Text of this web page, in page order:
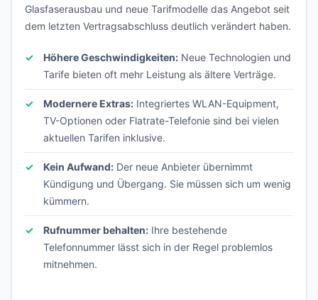
Glasfaserausbau und neue Tarifmodelle das Angebot seit
dem letzten Vertragsabschluss deutlich verändert haben.
Höhere Geschwindigkeiten: Neue Technologien und
Tarife bieten oft mehr Leistung als ältere Verträge.
Modernere Extras: Integriertes WLAN-Equipment,
TV-Optionen oder Flatrate-Telefonie sind bei vielen
aktuellen Tarifen inklusive.
Kein Aufwand: Der neue Anbieter übernimmt
Kündigung und Übergang. Sie müssen sich um wenig
kümmern.
Rufnummer behalten: Ihre bestehende
Telefonnummer lässt sich in der Regel problemlos
mitnehmen.